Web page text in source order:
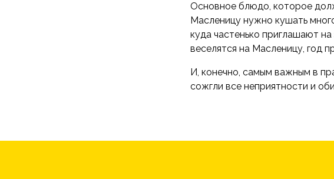
Основное блюдо, которое
Масленицу нужно кушать
куда частенько приглашают
веселятся на Масленицу, год
И, конечно, самым важным в
сожгли все неприятности и